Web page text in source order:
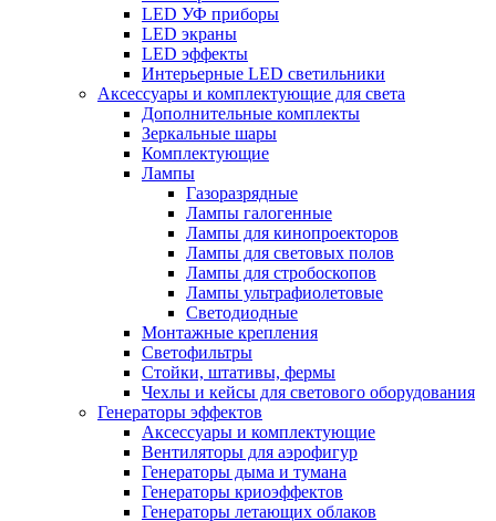
LED УФ приборы
LED экраны
LED эффекты
Интерьерные LED светильники
Аксессуары и комплектующие для света
Дополнительные комплекты
Зеркальные шары
Комплектующие
Лампы
Газоразрядные
Лампы галогенные
Лампы для кинопроекторов
Лампы для световых полов
Лампы для стробоскопов
Лампы ультрафиолетовые
Светодиодные
Монтажные крепления
Светофильтры
Стойки, штативы, фермы
Чехлы и кейсы для светового оборудования
Генераторы эффектов
Аксессуары и комплектующие
Вентиляторы для аэрофигур
Генераторы дыма и тумана
Генераторы криоэффектов
Генераторы летающих облаков